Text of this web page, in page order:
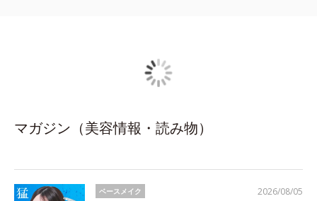
マガジン（美容情報・読み物）
ベースメイク 2026/08/05